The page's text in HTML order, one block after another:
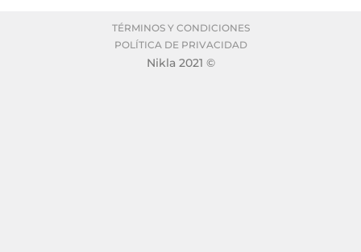
TÉRMINOS Y CONDICIONES
POLÍTICA DE PRIVACIDAD
Nikla 2021 ©